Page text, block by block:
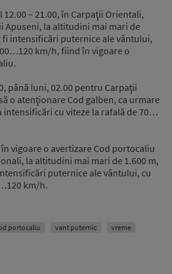
– 21.00, în Carpaţii Orientali,
Apuseni, la altitudini mai mari de
fi intensificări puternice ale vântului,
km/h, fiind în vigoare o
până luni, 02.00 pentru Carpaţii
o atenţionare Cod galben, ca urmare
intensificări cu viteze la rafală de 70…
vigoare o avertizare Cod portocaliu
la altitudini mai mari de 1.600 m,
puternice ale vântului, cu
km/h.
portocaliu vant puternic vreme